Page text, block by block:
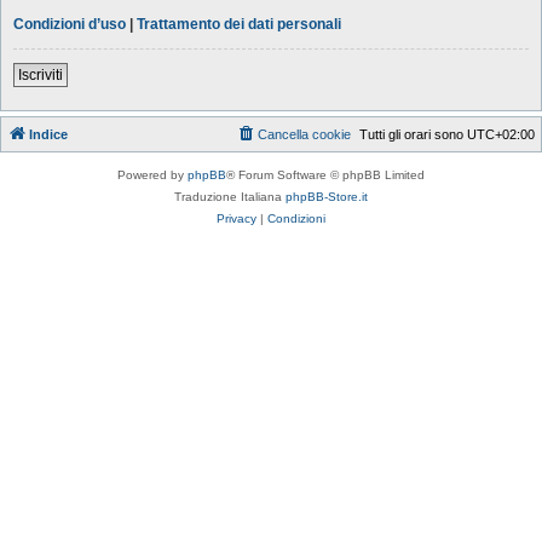
Condizioni d’uso | Trattamento dei dati personali
Iscriviti
Indice Tutti gli orari sono UTC+02:00
Cancella cookie
Powered by phpBB® Forum Software © phpBB Limited
Traduzione Italiana phpBB-Store.it
Privacy | Condizioni